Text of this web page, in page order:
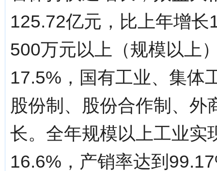
125.72亿元，比上年增
500万元以上（规模以上
17.5%，国有工业、集体
股份制、股份合作制、外
长。全年规模以上工业实
16.6%，产销率达到